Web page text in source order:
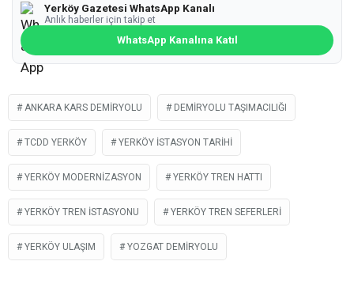
Yerköy Gazetesi WhatsApp Kanalı
Anlık haberler için takip et
WhatsApp Kanalına Katıl
ANKARA KARS DEMIRYOLU DEMIRYOLU TAŞIMACILIĞI
TCDD YERKÖY YERKÖY ISTASYON TARIHI
YERKÖY MODERNIZASYON YERKÖY TREN HATTI
YERKÖY TREN İSTASYONU YERKÖY TREN SEFERLERI
YERKÖY ULAŞIM YOZGAT DEMIRYOLU